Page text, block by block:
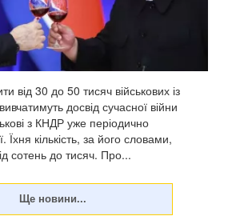
від 30 до 50 тисяч військових із
досвід сучасної війни
з КНДР уже періодично
Їхня кількість, за його словами,
сотень до тисяч. Про...